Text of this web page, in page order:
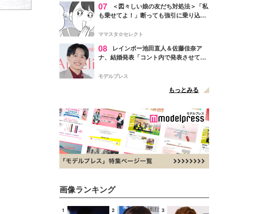
07
＜図々しい娘の友だち対処法＞「私
も乗せてよ！」断っても強引に乗り込ん
ママスタ☆セレクト
08
レインボー池田直人＆佐藤佳奈ア
ナ、結婚発表「コント内で発表させてい
点変更のため
モデルプレス
もっとみる
画像ランキング
1 2 3